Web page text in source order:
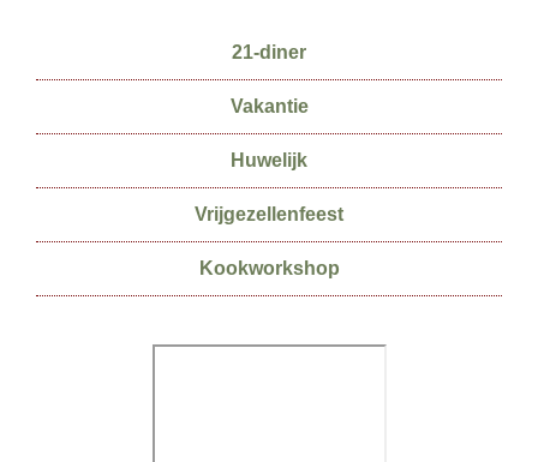
21-diner
Vakantie
Huwelijk
Vrijgezellenfeest
Kookworkshop